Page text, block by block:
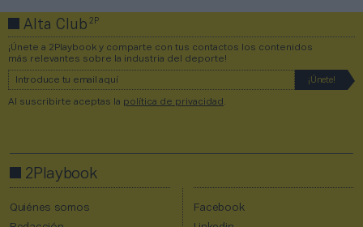
Alta Club2P
¡Únete a 2Playbook y comparte con tus contactos los contenidos
más relevantes sobre la industria del deporte!
Al suscribirte aceptas la política de privacidad
2Playbook
Quiénes somos
Facebook